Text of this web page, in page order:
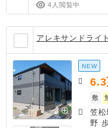
4人閲覧中
アレキサンドライ
NEW
6.3
敷
笠
野